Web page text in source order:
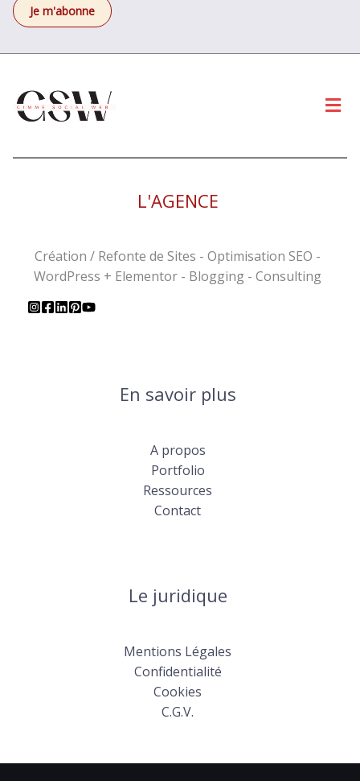
L'AGENCE
Création / Refonte de Sites - Optimisation SEO -
WordPress + Elementor - Blogging - Consulting
En savoir plus
A propos
Portfolio
Ressources
Contact
Le juridique
Mentions Légales
Confidentialité
Cookies
C.G.V.